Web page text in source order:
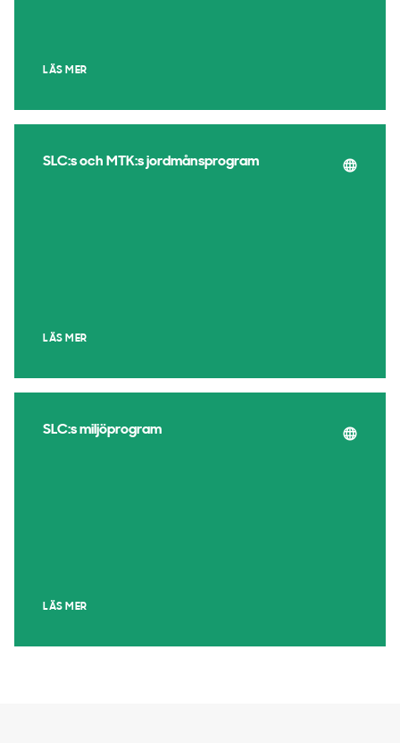
LÄS MER
SLC:s och MTK:s jordmånsprogram
LÄS MER
SLC:s miljöprogram
LÄS MER